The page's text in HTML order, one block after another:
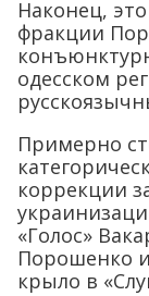
Наконец,
фракции
одесском
Примерно
коррекции
«Голос»
Порошенко
крыло в